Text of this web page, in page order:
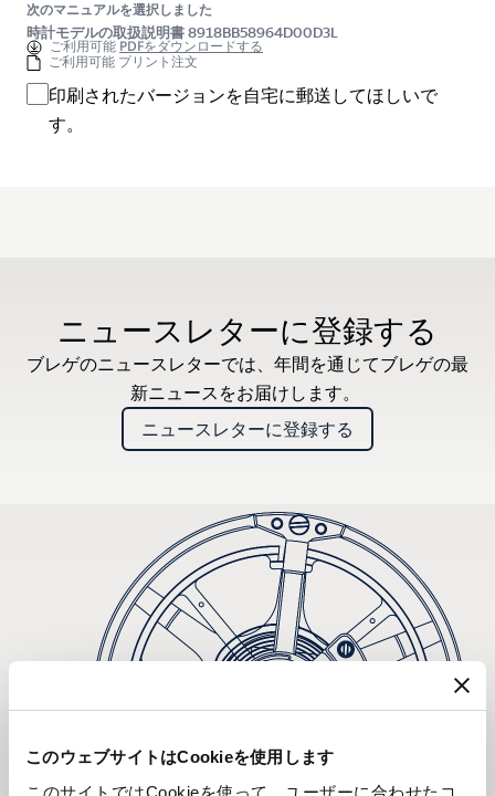
このウェブサイトはCookieを使用します
このサイトではCookieを使って、ユーザーに合わせたコ
次のマニュアルを選択しました
時計モデルの取扱説明書 8918BB58964D00D3L
ご利用可能PDFをダウンロードする
ご利用可能 プリント注文
印刷されたバージョンを自宅に郵送してほしいで
す。
ニュースレターに登録する
ブレゲのニュースレターでは、年間を通じてブレゲの最
新ニュースをお届けします。
ニュースレターに登録する